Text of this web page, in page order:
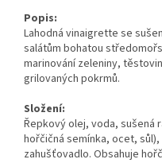
Popis:
Lahodná vinaigrette se
salátům bohatou
marinování zeleniny,
grilovaných pokrmů.
Složení:
Řepkový olej, voda, sušená
hořčičná semínka, ocet,
zahušťovadlo. Obsahuje